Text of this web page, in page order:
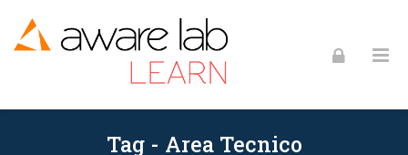
Tag - Area Tecnico